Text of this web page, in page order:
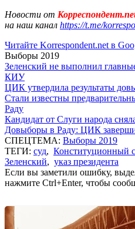
Новости от
на наш канал https://t.me/
Читайте Korrespondent.net в
Выборы 2019
Зеленский не выполнил
КИУ
ЦИК утвердила результаты
Стали известны
Раду
Кандидат от Слуги народа
Довыборы в Раду: ЦИК
СПЕЦТЕМА: Выборы 2019
ТЕГИ: суд, Конституционный
Зеленский, указ президента
Если вы заметили ошибку,
нажмите Ctrl+Enter, чтобы